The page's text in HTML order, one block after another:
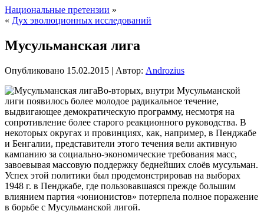
Национальные претензии »
« Дух эволюционных исследований
Мусульманская лига
Опубликовано 15.02.2015 | Автор: Androzius
Во-вторых, внутри Мусульманской
лиги появилось более молодое радикальное течение,
выдвигающее демократическую программу, несмотря на
сопротивление более старого реакционного руководства. В
некоторых округах и провинциях, как, например, в Пенджабе
и Бенгалии, представители этого течения вели активную
кампанию за социально-экономические требования масс,
завоевывая массовую поддержку беднейших слоёв мусульман.
Успех этой политики был продемонстрировав на выборах
1948 г. в Пенджабе, где пользовавшаяся прежде большим
влиянием партия «юнионистов» потерпела полное поражение
в борьбе с Мусульманской лигой.